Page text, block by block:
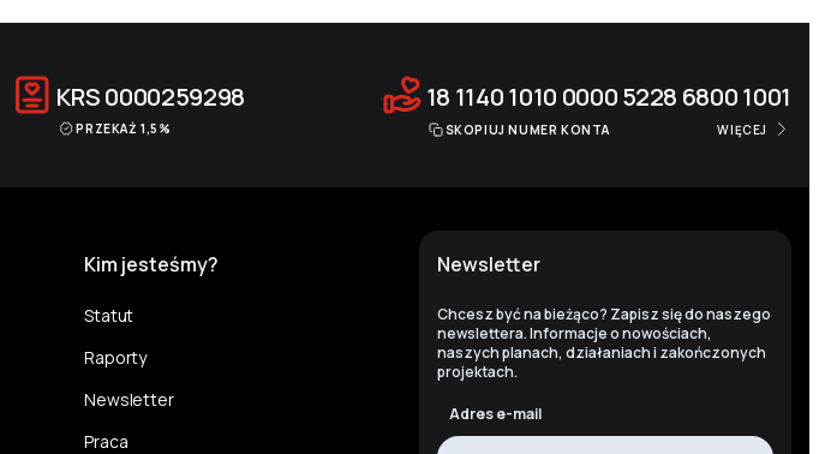
KRS0000259298
PRZEKAŻ 1,5%
18 1140 1010 0000 5228 6800 1001
SKOPIUJ NUMER KONTA WIĘCEJ
Newsletter
Chcesz być na bieżąco? Zapisz się do naszego
newslettera. Informacje o nowościach,
naszych planach, działaniach i zakończonych
projektach.
Adres e-mail
Kim jesteśmy?
Statut
Raporty
Newsletter
Praca